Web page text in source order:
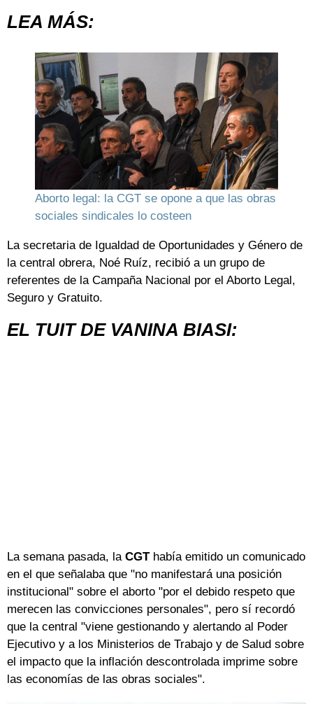
LEA MÁS:
Aborto legal: la CGT se opone a que las obras
sociales sindicales lo costeen
La secretaria de Igualdad de Oportunidades y Género de
la central obrera, Noé Ruíz, recibió a un grupo de
referentes de la Campaña Nacional por el Aborto Legal,
Seguro y Gratuito.
EL TUIT DE VANINA BIASI:
La semana pasada, la CGT había emitido un comunicado
en el que señalaba que "no manifestará una posición
institucional" sobre el aborto "por el debido respeto que
merecen las convicciones personales", pero sí recordó
que la central "viene gestionando y alertando al Poder
Ejecutivo y a los Ministerios de Trabajo y de Salud sobre
el impacto que la inflación descontrolada imprime sobre
las economías de las obras sociales".